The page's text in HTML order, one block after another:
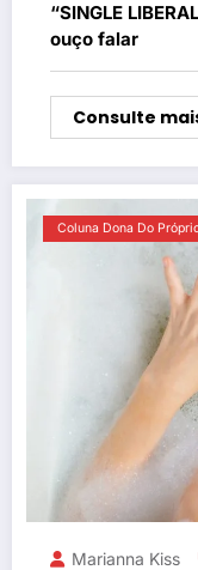
“SINGLE
ouço falar
Consulte
Coluna Dona Do
Marianna Kiss